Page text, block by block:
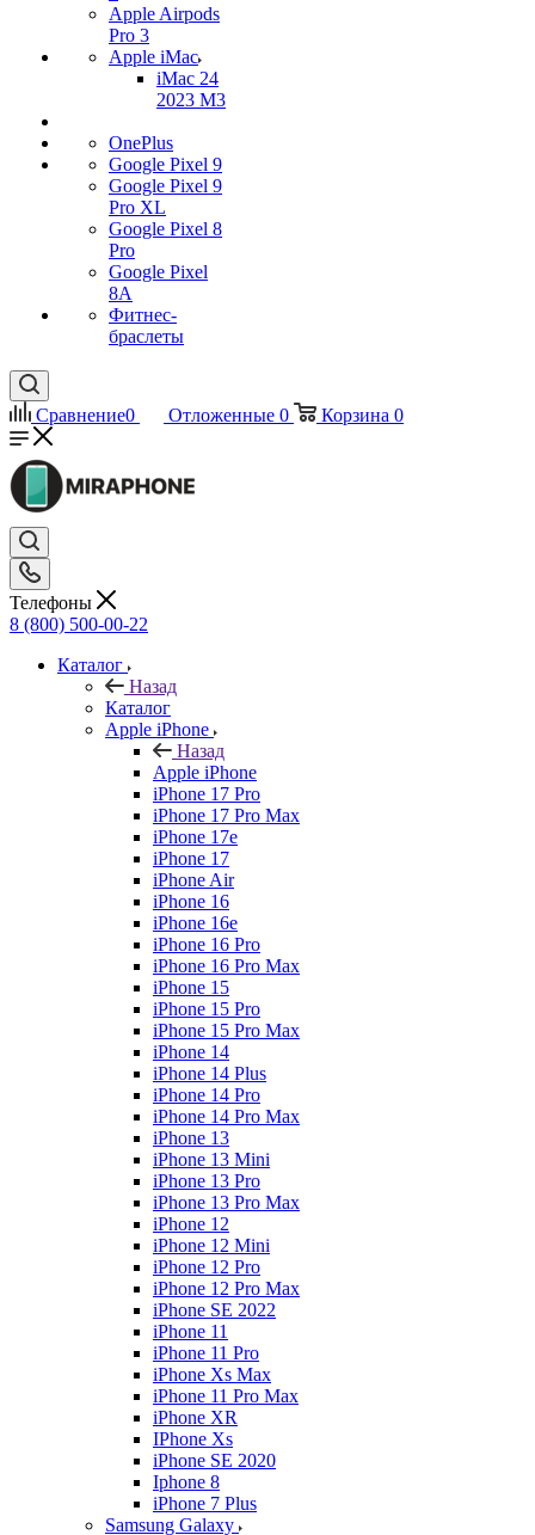
Apple Airpods
Pro 3
Apple iMac
iMac 24
2023 M3
OnePlus
Google Pixel 9
Google Pixel 9
Pro XL
Google Pixel 8
Pro
Google Pixel
8A
Фитнес-
браслеты
Сравнение0 Отложенные 0 Корзина 0
Телефоны
8 (800) 500-00-22
Каталог
Назад
Каталог
Apple iPhone
Назад
Apple iPhone
iPhone 17 Pro
iPhone 17 Pro Max
iPhone 17e
iPhone 17
iPhone Air
iPhone 16
iPhone 16e
iPhone 16 Pro
iPhone 16 Pro Max
iPhone 15
iPhone 15 Pro
iPhone 15 Pro Max
iPhone 14
iPhone 14 Plus
iPhone 14 Pro
iPhone 14 Pro Max
iPhone 13
iPhone 13 Mini
iPhone 13 Pro
iPhone 13 Pro Max
iPhone 12
iPhone 12 Mini
iPhone 12 Pro
iPhone 12 Pro Max
iPhone SE 2022
iPhone 11
iPhone 11 Pro
iPhone Xs Max
iPhone 11 Pro Max
iPhone XR
IPhone Xs
iPhone SE 2020
Iphone 8
iPhone 7 Plus
Samsung Galaxy